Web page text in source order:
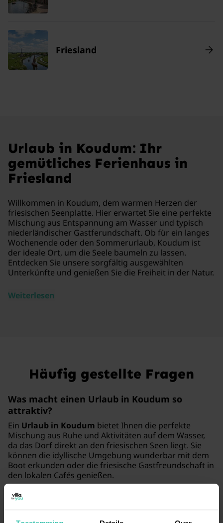
Friesland
Urlaub in Koudum: Ihr
gemütliches Ferienhaus in
Friesland
Willkommen in Koudum, dem warmen Herzen der
friesischen Seenplatte. Hier erwartet Sie eine perfekte
Mischung aus Entspannung am Wasser und typisch
niederländischer Gastferundschaft. Ob für ein langes
Wochenende oder den Sommerurlaub, Koudum ist
der ideale Ort, um die Seele baumeln zu lassen.
Entdecken Sie unsere sorgfältig ausgewählten
Unterkünfte und genießen Sie die Freiheit in der Natur.
Weiterlesen
Häufig gestellte Fragen
Was macht einen Urlaub in Koudum so
attraktiv?
Ein Urlaub in Koudum bietet Ihnen die perfekte
Mischung aus Ruhe und Aktivitäten auf dem Wasser,
da das Dorf direkt an den friesischen Seen liegt. Sie
können die idyllische Umgebung wunderbar mit dem
Boot erkunden oder die friesische Gastfreundschaft in
den lokalen Cafés genießen.
Kann ich in Koudum ein Chalet für meine